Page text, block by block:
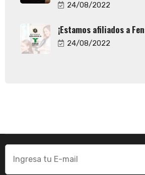
24/08/2022
¡Estamos afiliados a
24/08/2022